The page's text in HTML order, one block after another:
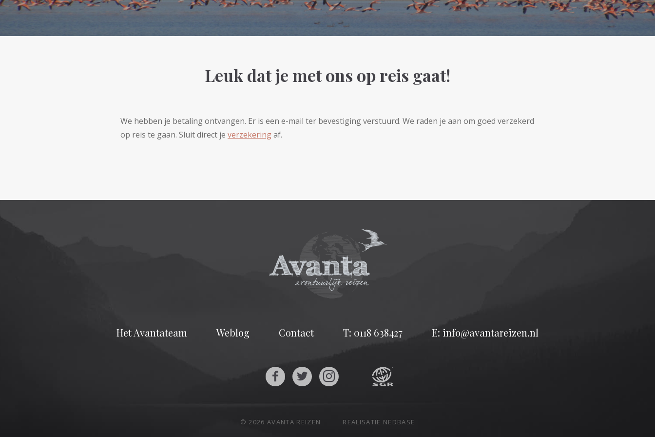
Leuk dat je met ons op reis gaat!
We hebben je betaling ontvangen. Er is een e-mail ter bevestiging verstuurd. We raden je aan om goed verzekerd
op reis te gaan. Sluit direct je verzekeringaf.
Het Avantateam Weblog Contact T: 0118 638427 E: info@avantareizen.nl
© 2026 AVANTA REIZEN REALISATIE NEDBASE